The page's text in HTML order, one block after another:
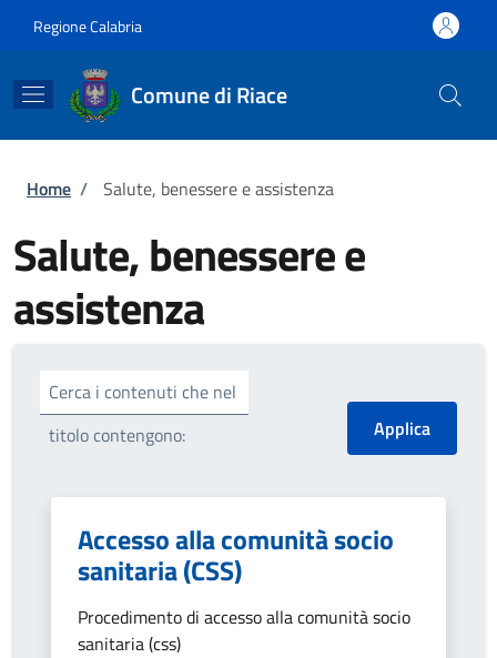
Regione Calabria
Comune di Riace
Briciole di pane
Home / Salute, benessere e assistenza
Salute, benessere e
assistenza
Cerca i contenuti che nel
titolo contengono:
Accesso alla comunità socio
sanitaria (CSS)
Procedimento di accesso alla comunità socio
sanitaria (css)